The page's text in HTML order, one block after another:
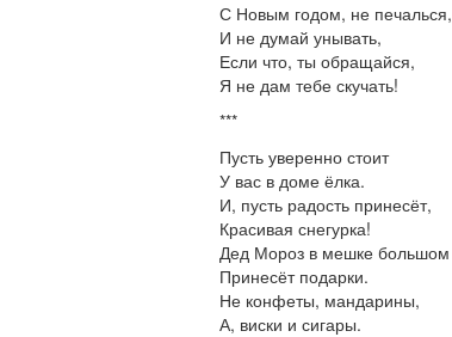
С Новым годом, не печалься,
И не думай унывать,
Если что, ты обращайся,
Я не дам тебе скучать!
***
Пусть уверенно стоит
У вас в доме ёлка.
И, пусть радость принесёт,
Красивая снегурка!
Дед Мороз в мешке большом
Принесёт подарки.
Не конфеты, мандарины,
А, виски и сигары.